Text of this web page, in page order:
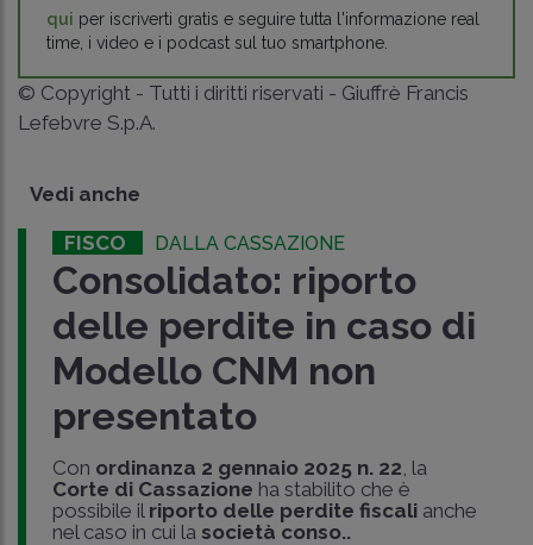
qui per iscriverti gratis e seguire tutta l'informazione real
time, i video e i podcast sul tuo smartphone.
© Copyright - Tutti i diritti riservati - Giuffrè Francis
Lefebvre S.p.A.
Vedi anche
FISCO DALLA CASSAZIONE
Consolidato: riporto
delle perdite in caso di
Modello CNM non
presentato
Con ordinanza 2 gennaio 2025 n. 22 , la
Corte di Cassazione ha stabilito che è
possibile il riporto delle perdite fiscalianche
nel caso in cui la società conso..